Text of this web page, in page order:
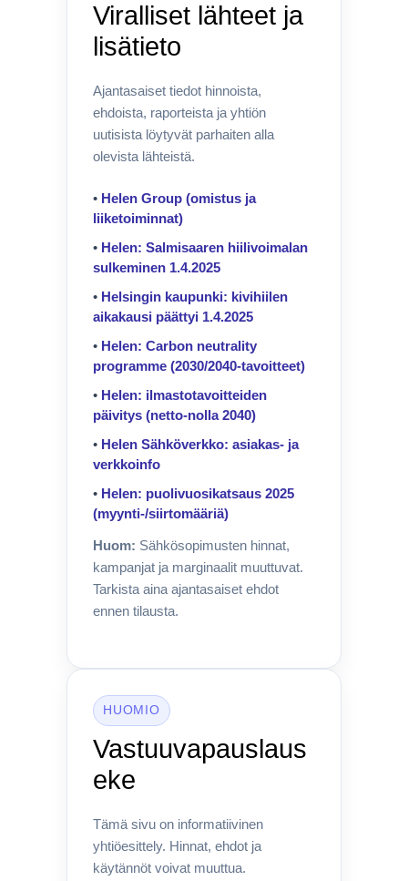
Viralliset lähteet ja
lisätieto
Ajantasaiset tiedot hinnoista,
ehdoista, raporteista ja yhtiön
uutisista löytyvät parhaiten alla
olevista lähteistä.
• Helen Group (omistus ja
liiketoiminnat)
• Helen: Salmisaaren hiilivoimalan
sulkeminen 1.4.2025
• Helsingin kaupunki: kivihiilen
aikakausi päättyi 1.4.2025
• Helen: Carbon neutrality
programme (2030/2040-tavoitteet)
• Helen: ilmastotavoitteiden
päivitys (netto-nolla 2040)
• Helen Sähköverkko: asiakas- ja
verkkoinfo
• Helen: puolivuosikatsaus 2025
(myynti-/siirtomääriä)
Huom: Sähkösopimusten hinnat,
kampanjat ja marginaalit muuttuvat.
Tarkista aina ajantasaiset ehdot
ennen tilausta.
HUOMIO
Vastuuvapauslaus
eke
Tämä sivu on informatiivinen
yhtiöesittely. Hinnat, ehdot ja
käytännöt voivat muuttua.